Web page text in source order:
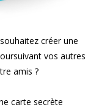
créer une
vos autres
amis ?
carte secrète